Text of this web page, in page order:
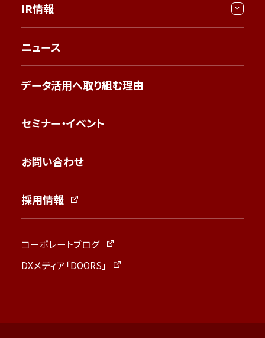
IR情報
ニュース
データ活用へ取り組む理由
セミナー・イベント
お問い合わせ
採用情報
コーポレートブログ
DXメディア「DOORS」